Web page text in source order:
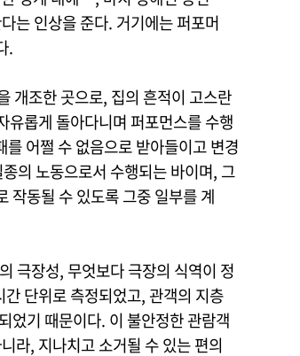
는 인상을 준다. 거기에는 퍼포머
.
조한 곳으로, 집의 흔적이 고스란
유롭게 돌아다니며 퍼포먼스를 수행
를 어쩔 수 없음으로 받아들이고 변경
의 노동으로서 수행되는 바이며, 그
작동될 수 있도록 그중 일부를 계
극장성, 무엇보다 극장의 식역이 정
단위로 측정되었고, 관객의 지층
었기 때문이다. 이 불안정한 관람객
라, 지나치고 소거될 수 있는 편의